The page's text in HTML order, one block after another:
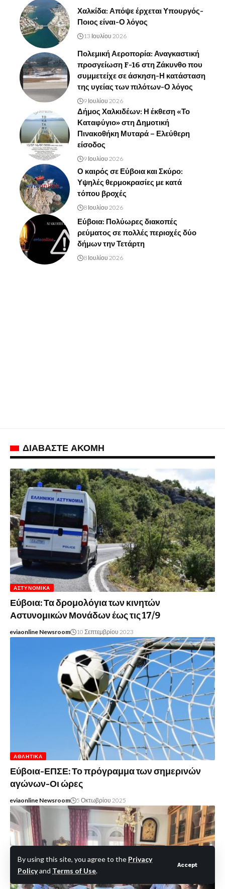
By using this site, you agree to the Privacy
Policyand Terms of Use.
Accept
Χαλκίδα: Απόψε έρχεται Υπουργός-
Ποιος είναι-Ο λόγος
13 Ιουλίου 2026
Πολεμική Αεροπορία: Αναγκαστική
προσγείωση F-16 στη Ζάκυνθο που
συμμετείχε σε άσκηση-Η κατάσταση
της υγείας των πιλότων-Ο λόγος
9 Ιουλίου 2026
Δήμος Χαλκιδέων: Η έκθεση «Το
Καταφύγιο» στη Δημοτική
Πινακοθήκη Μυταρά – Ελεύθερη
είσοδος
9 Ιουλίου 2026
Ο καιρός σε Εύβοια και Σκύρο:
Υψηλές θερμοκρασίες με κατά
τόπου βροχές
8 Ιουλίου 2026
Εύβοια: Πολύωρες διακοπές
ρεύματος σε πολλές περιοχές δύο
δήμων την Τετάρτη
8 Ιουλίου 2026
ΔΙΑΒΑΣΤΕ ΑΚΟΜΗ
ΑΣΤΥΝΟΜΙΚΆ
Εύβοια: Τα δρομολόγια των κινητών
Αστυνομικών Μονάδων έως τις 17/9
eviaonline Newsroom 10 Σεπτεμβρίου 2023
ΑΘΛΗΤΙΚΆ
Εύβοια-ΕΠΣΕ: Το πρόγραμμα των σημερινών
αγώνων-Οι ώρες
eviaonline Newsroom 5 Οκτωβρίου 2025